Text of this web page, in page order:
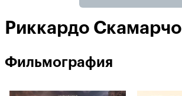
Риккардо Скамарчо
Фильмография